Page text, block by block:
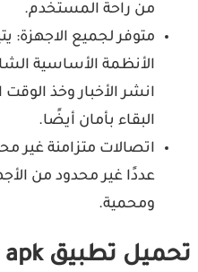
من راحة المستخدم.
متوفر لجميع الاجهزة:
الأنظمة الأساسية
انشر الأخبار وخذ الوقت
البقاء بأمان أيضًا.
عددًا غير محدود من
ومحمية.